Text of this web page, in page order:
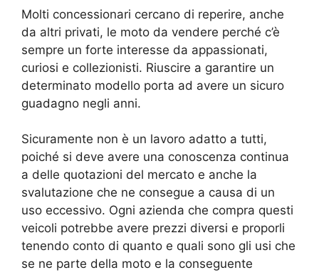
Molti concessionari cercano di reperire, anche
da altri privati, le moto da vendere perché c’è
sempre un forte interesse da appassionati,
curiosi e collezionisti. Riuscire a garantire un
determinato modello porta ad avere un sicuro
guadagno negli anni.
Sicuramente non è un lavoro adatto a tutti,
poiché si deve avere una conoscenza continua
a delle quotazioni del mercato e anche la
svalutazione che ne consegue a causa di un
uso eccessivo. Ogni azienda che compra questi
veicoli potrebbe avere prezzi diversi e proporli
tenendo conto di quanto e quali sono gli usi che
se ne parte della moto e la conseguente